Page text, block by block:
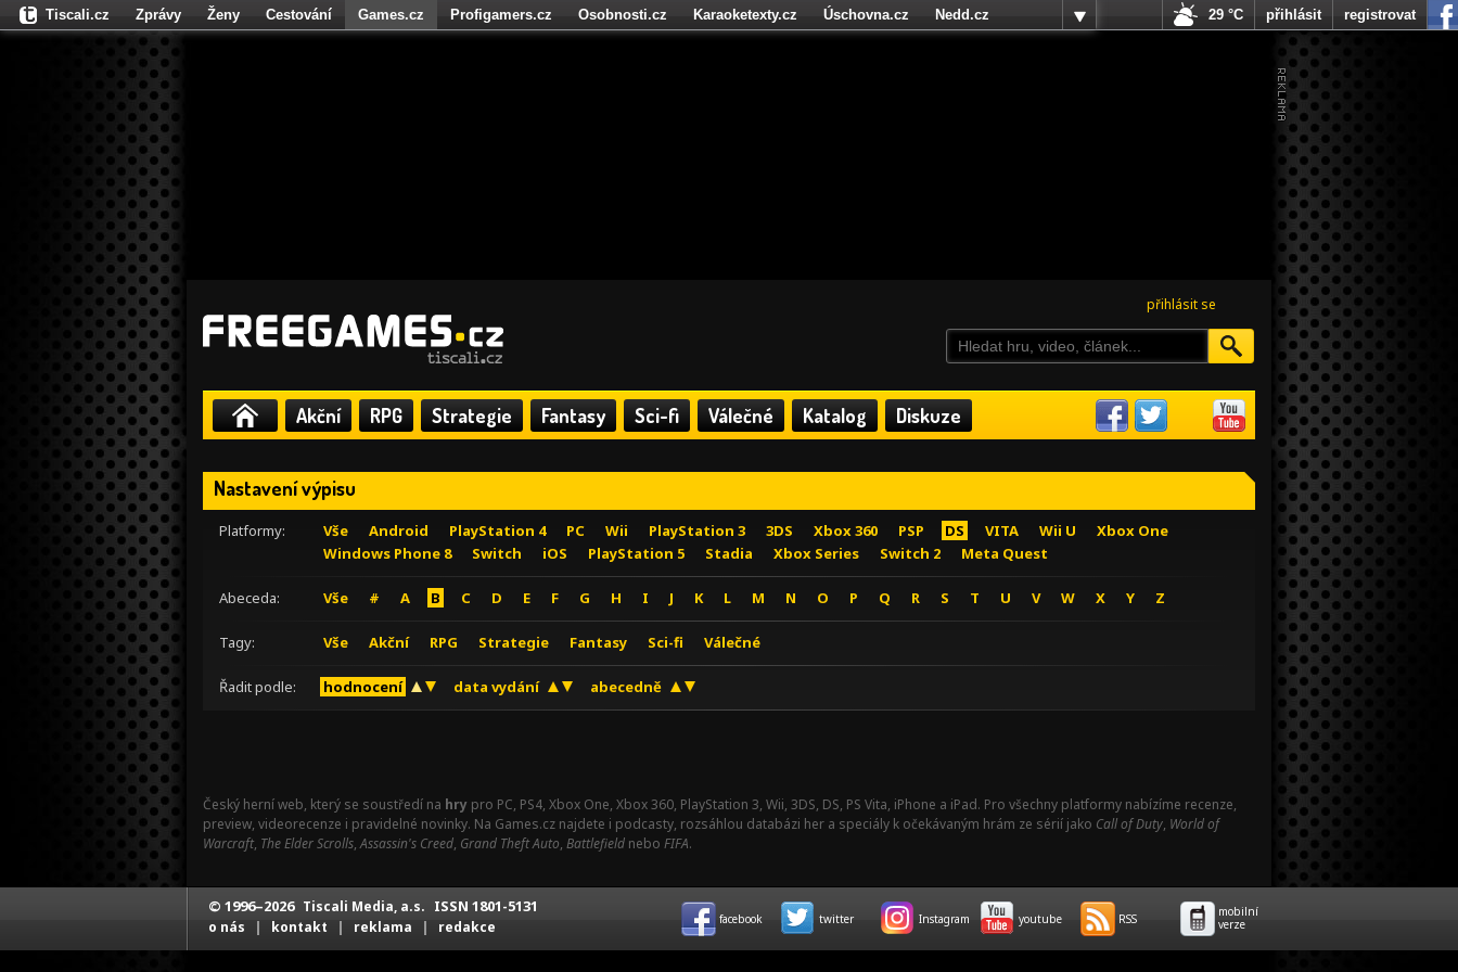
přihlásit se
Akční RPG Strategie Fantasy Sci-fi Válečné Katalog Diskuze
Nastavení výpisu
Platformy: Vše Android PlayStation 4 PC Wii PlayStation 3 3DS Xbox 360 PSP DS VITA Wii U
Xbox One
Windows Phone 8
Switch iOS PlayStation 5 Stadia Xbox Series Switch 2 Meta Quest
Abeceda: Vše # A B C D E F G H I J K L M N O P Q R S T U V W X Y Z
Tagy: Vše Akční RPG Strategie Fantasy Sci-fi Válečné
Řadit podle: hodnocení data vydání abecedně
Český herní web, který se soustředí na hry pro PC, PS4, Xbox One, Xbox 360, PlayStation 3, Wii, 3DS, DS, PS Vita, iPhone a iPad. Pro všechny platformy nabízíme recenze,
preview, videorecenze i pravidelné novinky. Na Games.cz najdete i podcasty, rozsáhlou databázi her a speciály k očekávaným hrám ze sérií jako Call of Duty, World of
Warcraft, The Elder Scrolls,Assassin's Creed, Grand Theft Auto, Battlefield nebo FIFA.
Tiscali.cz Zprávy Ženy Cestování Games.cz Profigamers.cz Osobnosti.cz Karaoketexty.cz Úschovna.cz
Nedd.cz
Fights.cz
29 °C přihlásit registrovat
© 1996–2026 Tiscali Media, a.s. ISSN 1801-5131
o nás | kontakt | reklama | redakce facebook twitter Instagram youtube RSS
mobilní
verze